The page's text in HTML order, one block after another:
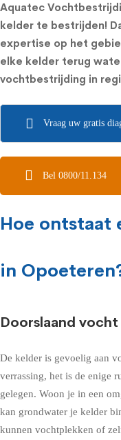
Aquatec
kelder te bestrijden!
expertise op het
elke kelder terug
vochtbestrijding in
Vraag uw gratis
Bel 0800/11.134
Hoe ontstaat
in
Doorslaand
De kelder is gevoelig aan
verrassing, het is de enige
gelegen. Woon je in een
kan grondwater je kelder
kunnen vochtplekken of